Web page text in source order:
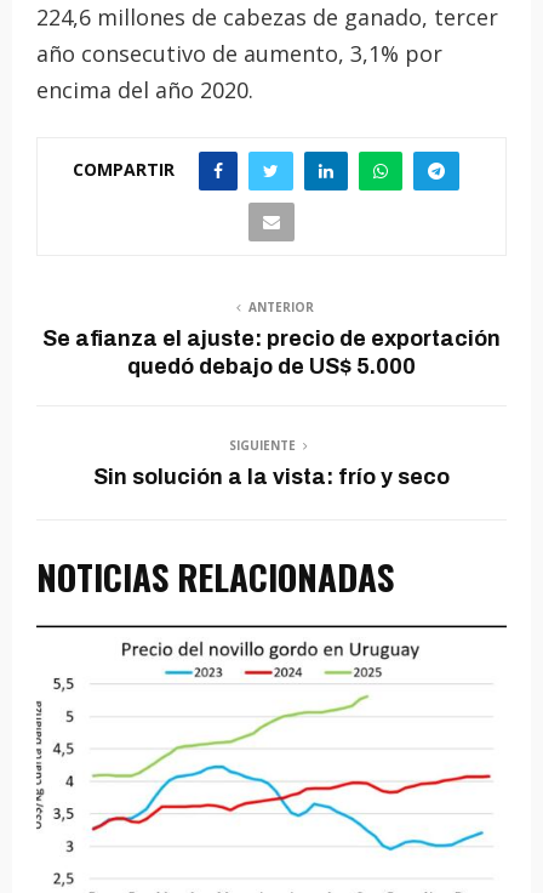
224,6 millones de cabezas de ganado, tercer
año consecutivo de aumento, 3,1% por
encima del año 2020.
COMPARTIR
ANTERIOR
Se afianza el ajuste: precio de exportación
quedó debajo de US$ 5.000
SIGUIENTE
Sin solución a la vista: frío y seco
NOTICIAS RELACIONADAS